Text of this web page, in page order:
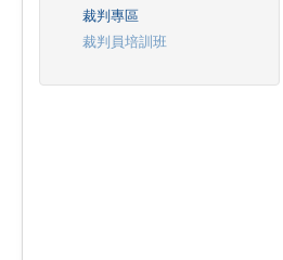
裁判專區
裁判員培訓班